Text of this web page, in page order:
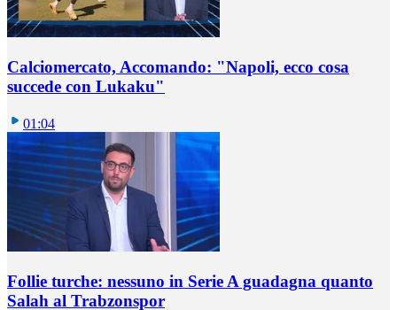
Calciomercato, Accomando: "Napoli, ecco cosa
succede con Lukaku"
01:04
Follie turche: nessuno in Serie A guadagna quanto
Salah al Trabzonspor